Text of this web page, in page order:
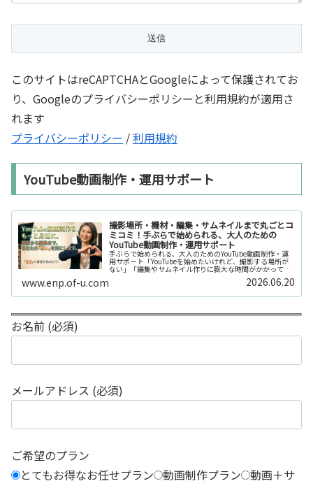
このサイトはreCAPTCHAとGoogleによって保護されてお
り、Googleのプライバシーポリシーと利用規約が適用さ
れます
プライバシーポリシー /利用規約
YouTube動画制作・運用サポート
撮影場所・機材・編集・サムネイルまで丸ごとコ
ミコミ！手ぶらで始められる、大人のための
YouTube動画制作・運用サポート
手ぶらで始められる、大人のためのYouTube動画制作・運
用サポート「YouTubeを始めたいけれど、撮影する場所が
ない」「編集やサムネイル作りに膨大な時間がかかって長
続きしない」「機材を揃えるだけで何万円もかかってしま
www.enp.of-u.com 2026.06.20
お名前 (必須)
メールアドレス (必須)
ご希望のプラン
とてもお得なお任せプラン 動画制作プラン 動画＋サ